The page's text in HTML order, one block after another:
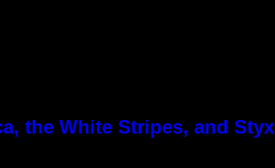
the White Stripes, and Styx